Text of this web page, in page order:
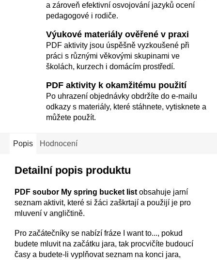
a zároveň efektivní osvojování jazyků ocení
pedagogové i rodiče.
Výukové materiály ověřené v praxi
PDF aktivity jsou úspěšně vyzkoušené při
práci s různými věkovými skupinami ve
školách, kurzech i domácím prostředí.
PDF aktivity k okamžitému použití
Po uhrazení objednávky obdržíte do e-mailu
odkazy s materiály, které stáhnete, vytisknete a
můžete použít.
Popis Hodnocení
Detailní popis produktu
PDF soubor My spring bucket list obsahuje jarní
seznam aktivit, které si žáci zaškrtají a použijí je pro
mluvení v angličtině.
Pro začátečníky se nabízí fráze I want to..., pokud
budete mluvit na začátku jara, tak procvičíte budoucí
časy a budete-li vyplňovat seznam na konci jara,